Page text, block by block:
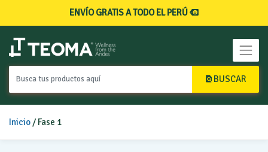
ENVÍO GRATIS A TODO EL PERÚ
BUSCAR
Inicio / Fase 1